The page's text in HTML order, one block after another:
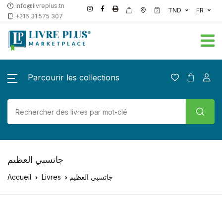
info@livreplus.tn
+216 31 575 307
TND FR
Parcourir les collections
جاتسبي العظيم
Accueil Livres جاتسبي العظيم